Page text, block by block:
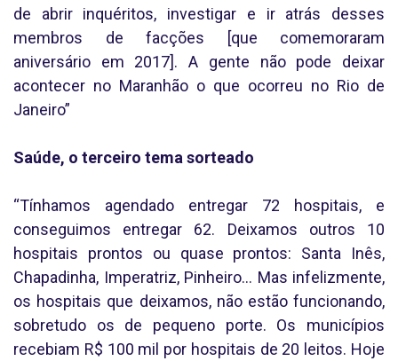
de abrir inquéritos, investigar e ir atrás desses
membros de facções [que comemoraram
aniversário em 2017]. A gente não pode deixar
acontecer no Maranhão o que ocorreu no Rio de
Janeiro”
Saúde, o terceiro tema sorteado
“Tínhamos agendado entregar 72 hospitais, e
conseguimos entregar 62. Deixamos outros 10
hospitais prontos ou quase prontos: Santa Inês,
Chapadinha, Imperatriz, Pinheiro… Mas infelizmente,
os hospitais que deixamos, não estão funcionando,
sobretudo os de pequeno porte. Os municípios
recebiam R$ 100 mil por hospitais de 20 leitos. Hoje